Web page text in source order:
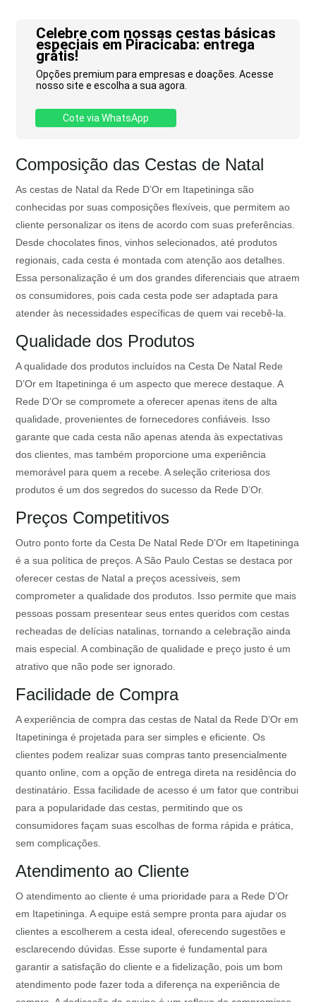
Celebre com nossas cestas básicas
especiais em Piracicaba: entrega
grátis!
Opções premium para empresas e doações. Acesse
nosso site e escolha a sua agora.
Cote via WhatsApp
Composição das Cestas de Natal
As cestas de Natal da Rede D’Or em Itapetininga são
conhecidas por suas composições flexíveis, que permitem ao
cliente personalizar os itens de acordo com suas preferências.
Desde chocolates finos, vinhos selecionados, até produtos
regionais, cada cesta é montada com atenção aos detalhes.
Essa personalização é um dos grandes diferenciais que atraem
os consumidores, pois cada cesta pode ser adaptada para
atender às necessidades específicas de quem vai recebê-la.
Qualidade dos Produtos
A qualidade dos produtos incluídos na Cesta De Natal Rede
D’Or em Itapetininga é um aspecto que merece destaque. A
Rede D’Or se compromete a oferecer apenas itens de alta
qualidade, provenientes de fornecedores confiáveis. Isso
garante que cada cesta não apenas atenda às expectativas
dos clientes, mas também proporcione uma experiência
memorável para quem a recebe. A seleção criteriosa dos
produtos é um dos segredos do sucesso da Rede D’Or.
Preços Competitivos
Outro ponto forte da Cesta De Natal Rede D’Or em Itapetininga
é a sua política de preços. A São Paulo Cestas se destaca por
oferecer cestas de Natal a preços acessíveis, sem
comprometer a qualidade dos produtos. Isso permite que mais
pessoas possam presentear seus entes queridos com cestas
recheadas de delícias natalinas, tornando a celebração ainda
mais especial. A combinação de qualidade e preço justo é um
atrativo que não pode ser ignorado.
Facilidade de Compra
A experiência de compra das cestas de Natal da Rede D’Or em
Itapetininga é projetada para ser simples e eficiente. Os
clientes podem realizar suas compras tanto presencialmente
quanto online, com a opção de entrega direta na residência do
destinatário. Essa facilidade de acesso é um fator que contribui
para a popularidade das cestas, permitindo que os
consumidores façam suas escolhas de forma rápida e prática,
sem complicações.
Atendimento ao Cliente
O atendimento ao cliente é uma prioridade para a Rede D’Or
em Itapetininga. A equipe está sempre pronta para ajudar os
clientes a escolherem a cesta ideal, oferecendo sugestões e
esclarecendo dúvidas. Esse suporte é fundamental para
garantir a satisfação do cliente e a fidelização, pois um bom
atendimento pode fazer toda a diferença na experiência de